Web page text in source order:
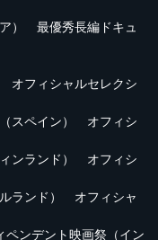
） 最優秀長編ドキュ
フィシャルセレクシ
スペイン） オフィシ
ンランド） オフィシ
ランド） オフィシャ
ンデント映画祭（イン